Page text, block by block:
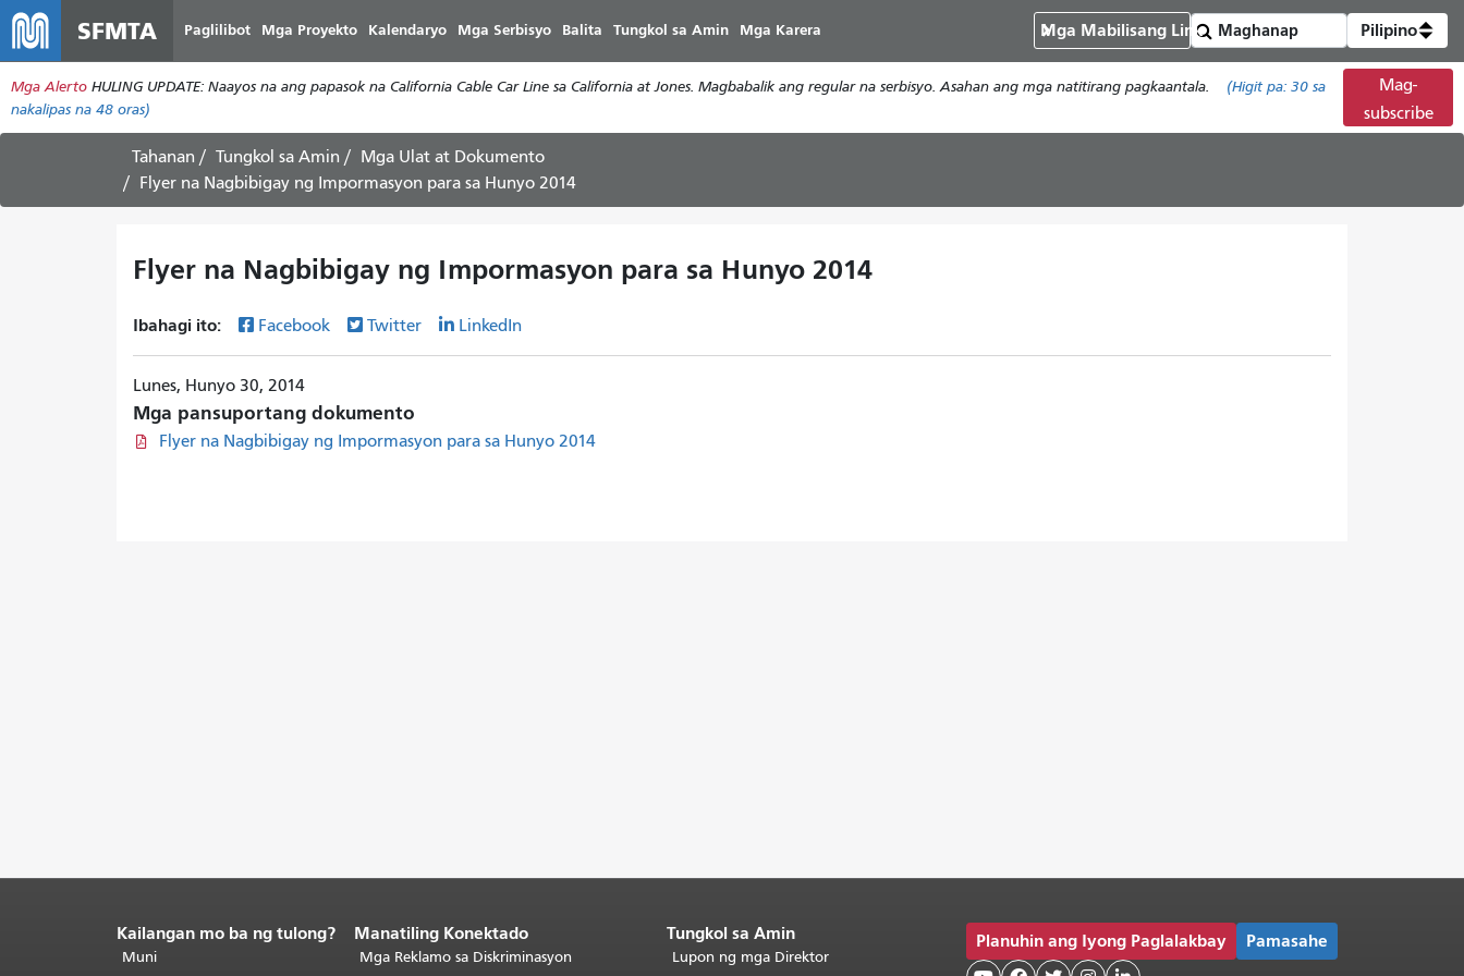
ang
pangunahing
nilalaman
SFMTA Paglilibot Mga Proyekto Kalendaryo Mga Serbisyo Balita Tungkol sa Amin Mga Karera Mga Mabilisang Link Pilipino
Mga Alerto HULING UPDATE: Naayos na ang papasok na California Cable Car Line sa California at Jones. Magbabalik ang regular na serbisyo. Asahan ang mga natitirang pagkaantala. (Higit pa: 30 sa
nakalipas na 48 oras)
Mag-
subscribe
Tahanan Tungkol sa Amin
Mga Ulat at Dokumento
Flyer na Nagbibigay ng Impormasyon para sa Hunyo 2014
Flyer na Nagbibigay ng Impormasyon para sa Hunyo 2014
Ibahagi ito: Facebook Twitter LinkedIn
Lunes, Hunyo 30, 2014
Mga pansuportang dokumento
Flyer na Nagbibigay ng Impormasyon para sa Hunyo 2014
Katapusan
ng
Kailangan mo ba ng tulong?
Muni
Manatiling Konektado
Mga Reklamo sa Diskriminasyon
Tungkol sa Amin
Lupon ng mga Direktor
Planuhin ang Iyong Paglalakbay Pamasahe